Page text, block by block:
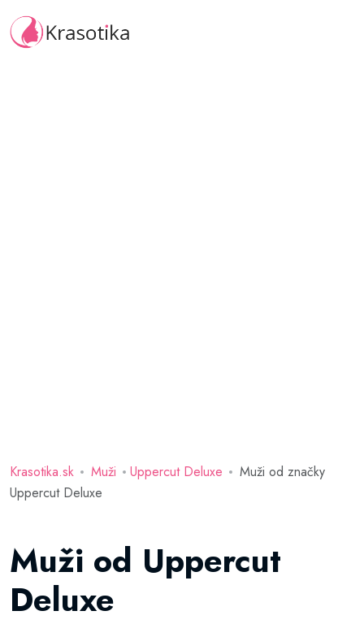
Krasotika.sk Muži Uppercut Deluxe
Muži od značky
Uppercut Deluxe
Muži od Uppercut
Deluxe